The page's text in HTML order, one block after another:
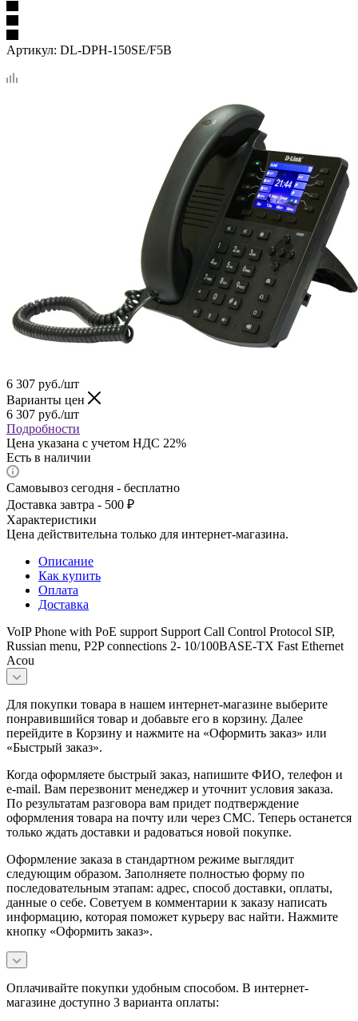
Артикул: DL-DPH-150SE/F5B
6 307 руб./шт
Варианты цен
6 307 руб./шт
Подробности
Цена указана с учетом НДС 22%
Есть в наличии
Самовывоз сегодня - бесплатно
Доставка завтра - 500 ₽
Характеристики
Цена действительна только для интернет-магазина.
Описание
Как купить
Оплата
Доставка
VoIP Phone with PoE support Support Call Control Protocol SIP,
Russian menu, P2P connections 2- 10/100BASE-TX Fast Ethernet
Acou
Для покупки товара в нашем интернет-магазине выберите
понравившийся товар и добавьте его в корзину. Далее
перейдите в Корзину и нажмите на «Оформить заказ» или
«Быстрый заказ».
Когда оформляете быстрый заказ, напишите ФИО, телефон и
e-mail. Вам перезвонит менеджер и уточнит условия заказа.
По результатам разговора вам придет подтверждение
оформления товара на почту или через СМС. Теперь останется
только ждать доставки и радоваться новой покупке.
Оформление заказа в стандартном режиме выглядит
следующим образом. Заполняете полностью форму по
последовательным этапам: адрес, способ доставки, оплаты,
данные о себе. Советуем в комментарии к заказу написать
информацию, которая поможет курьеру вас найти. Нажмите
кнопку «Оформить заказ».
Оплачивайте покупки удобным способом. В интернет-
магазине доступно 3 варианта оплаты: